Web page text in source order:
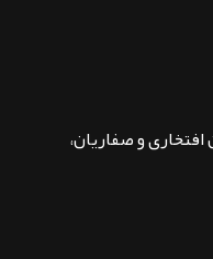
افتخاری و صفاریان،